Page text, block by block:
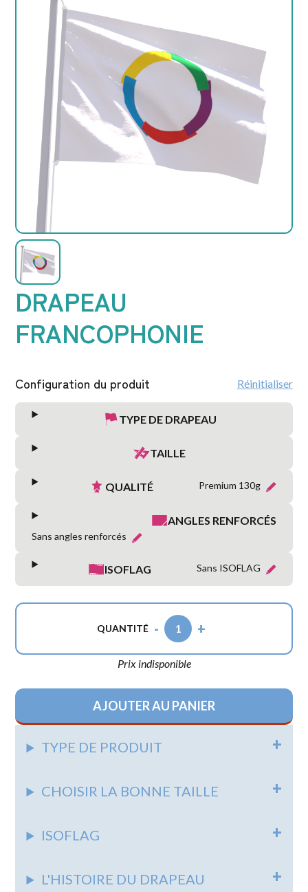
DRAPEAU
FRANCOPHONIE
Configuration du produit Réinitialiser
TYPE DE DRAPEAU
TAILLE
QUALITÉ Premium 130g
ANGLES RENFORCÉS
Sans angles renforcés
ISOFLAG Sans ISOFLAG
QUANTITÉ - 1 +
Prix indisponible
AJOUTER AU PANIER
TYPE DE PRODUIT
CHOISIR LA BONNE TAILLE
ISOFLAG
L'HISTOIRE DU DRAPEAU